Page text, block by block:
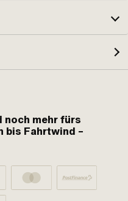
noch mehr fürs
bis Fahrtwind –